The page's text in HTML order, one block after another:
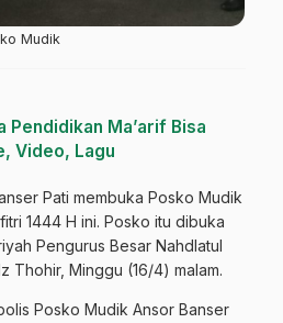
Mudik
Pendidikan Ma’arif Bisa
Video, Lagu
Pati membuka Posko Mudik
1444 H ini. Posko itu dibuka
Pengurus Besar Nahdlatul
Thohir, Minggu (16/4) malam.
Posko Mudik Ansor Banser